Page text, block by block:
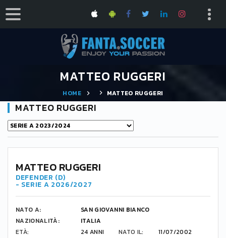
MATTEO RUGGERI
HOME MATTEO RUGGERI
MATTEO RUGGERI
MATTEO RUGGERI
DEFENDER (D)
- SERIE A 2026/2027
NATO A:
SAN GIOVANNI BIANCO
NAZIONALITÀ:
ITALIA
ETÀ:
24 ANNI NATO IL:
11/07/2002